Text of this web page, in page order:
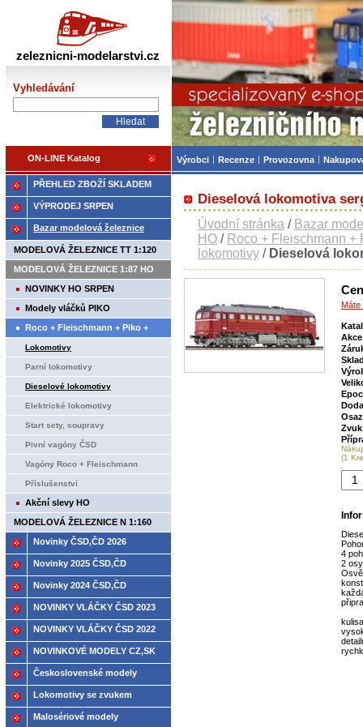
Dieselová lokomotiva
Úvodní stránka / Bazar
HO / Roco + Fleischmann +
lokomotivy / Dieselová
(1
4
2
PŘEHLED ZBOŽÍ SKLADEM
VÝPRODEJ SRPEN
Bazar modelová železnice
MODELOVÁ ŽELEZNICE TT 1:120
MODELOVÁ ŽELEZNICE 1:87 HO
NOVINKY HO SRPEN
Modely vláčků PIKO
Roco + Fleischmann + Piko +
Tillig+ Brawa
Lokomotivy
Parní lokomotivy
Dieselové lokomotivy
Elektrické lokomotivy
Start sety, soupravy
Pivní vagóny ČSD
Vagóny Roco + Fleischmann
Příslušenství
Akční slevy HO
MODELOVÁ ŽELEZNICE N 1:160
Novinky ČSD,ČD 2026
Novinky 2025 ČSD,ČD
Novinky 2024 ČSD,ČD
NOVINKY VLÁČKY ČSD 2023
NOVINKY VLÁČKY ČSD 2022
NOVINKOVÉ MODELY CZ,SK
2021
Československé modely
ČSD,ČD
Lokomotivy se zvukem
Malosériové modely
zeleznicni-modelarstvi.cz
Vyhledávání
ON-LINE Katalog
Železniční
Výrobci Recenze Provozovna